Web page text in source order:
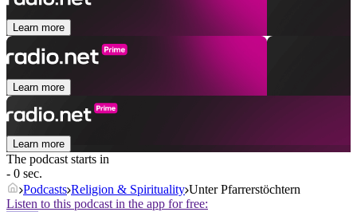
Learn more
Learn more
Learn more
The podcast starts in
- 0 sec.
Podcasts Religion & Spirituality Unter Pfarrerstöchtern
Listen to this podcast in the app for free: